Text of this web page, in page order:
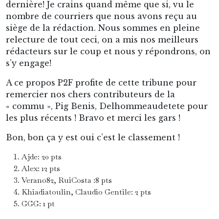
dernière! Je crains quand même que si, vu le
nombre de courriers que nous avons reçu au
siège de la rédaction. Nous sommes en pleine
relecture de tout ceci, on a mis nos meilleurs
rédacteurs sur le coup et nous y répondrons, on
s’y engage!
A ce propos P2F profite de cette tribune pour
remercier nos chers contributeurs de la
« commu », Pig Benis, Delhommeaudetete pour
les plus récents ! Bravo et merci les gars !
Bon, bon ça y est oui c’est le classement !
Ajde: 20 pts
Alex: 12 pts
Verano82, RuiCosta :8 pts
Khiadiatoulin, Claudio Gentile: 2 pts
GGG: 1 pt